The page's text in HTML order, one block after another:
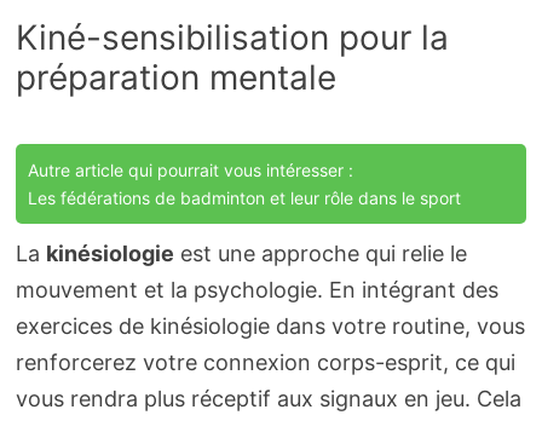
Kiné-sensibilisation pour la
préparation mentale
Autre article qui pourrait vous intéresser :
Les fédérations de badminton et leur rôle dans le sport
La kinésiologie est une approche qui relie le
mouvement et la psychologie. En intégrant des
exercices de kinésiologie dans votre routine, vous
renforcerez votre connexion corps-esprit, ce qui
vous rendra plus réceptif aux signaux en jeu. Cela